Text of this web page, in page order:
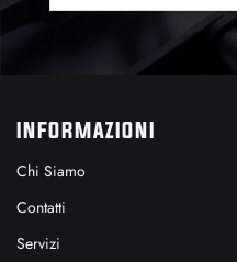
INFORMAZIONI
Chi Siamo
Contatti
Servizi